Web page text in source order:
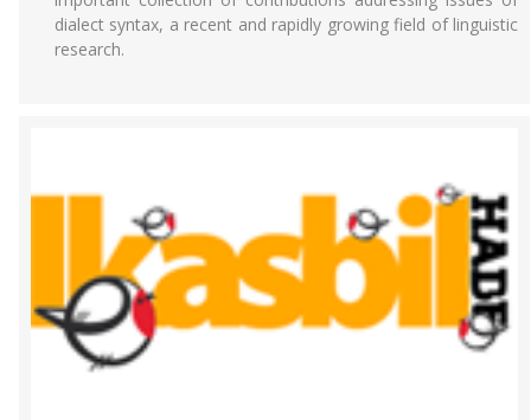
dialect syntax, a recent and rapidly growing field of linguistic
research.